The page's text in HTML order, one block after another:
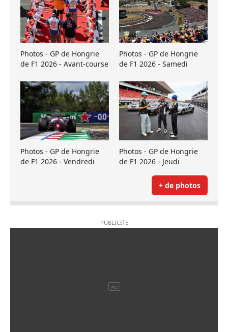
Photos - GP de Hongrie
de F1 2026 - Avant-course
Photos - GP de Hongrie
de F1 2026 - Samedi
Photos - GP de Hongrie
de F1 2026 - Vendredi
Photos - GP de Hongrie
de F1 2026 - Jeudi
+ de photos